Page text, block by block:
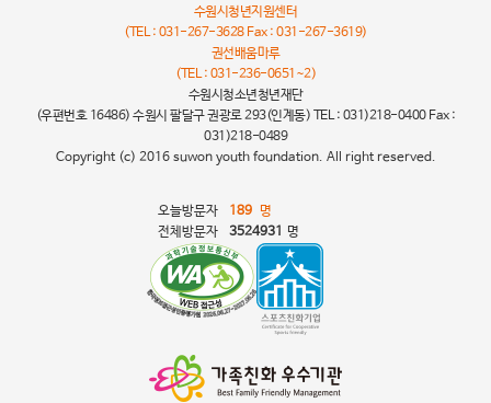
수원시청년지원센터
(TEL : 031-267-3628 Fax : 031-267-3619)
권선배움마루
(TEL : 031-236-0651~2)
수원시청소년청년재단
(우편번호 16486) 수원시 팔달구 권광로 293(인계동) TEL : 031)218-0400 Fax :
031)218-0489
Copyright (c) 2016 suwon youth foundation. All right reserved.
오늘방문자 189 명
전체방문자
3524931 명